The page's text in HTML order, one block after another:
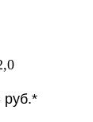
руб.*